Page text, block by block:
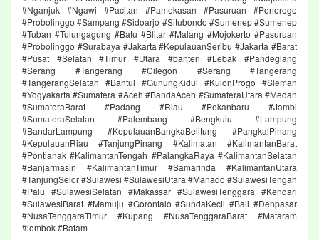
#Nganjuk #Ngawi #Pacitan #Pamekasan #Pasuruan #Ponorogo
#Probolinggo #Sampang #Sidoarjo #Situbondo #Sumenep #Sumenep
#Tuban #Tulungagung #Batu #Blitar #Malang #Mojokerto #Pasuruan
#Probolinggo #Surabaya #Jakarta #KepulauanSeribu #Jakarta #Barat
#Pusat #Selatan #Timur #Utara #banten #Lebak #Pandeglang
#Serang #Tangerang #Cilegon #Serang #Tangerang
#TangerangSelatan #Bantul #GunungKidul #KulonProgo #Sleman
#Yogyakarta #Sumatera #Aceh #BandaAceh #SumateraUtara #Medan
#SumateraBarat #Padang #Riau #Pekanbaru #Jambi
#SumateraSelatan #Palembang #Bengkulu #Lampung
#BandarLampung #KepulauanBangkaBelitung #PangkalPinang
#KepulauanRiau #TanjungPinang #Kalimatan #KalimantanBarat
#Pontianak #KalimantanTengah #PalangkaRaya #KalimantanSelatan
#Banjarmasin #KalimantanTimur #Samarinda #KalimantanUtara
#TanjungSelor #Sulawesi #SulawesiUtara #Manado #SulawesiTengah
#Palu #SulawesiSelatan #Makassar #SulawesiTenggara #Kendari
#SulawesiBarat #Mamuju #Gorontalo #SundaKecil #Bali #Denpasar
#NusaTenggaraTimur #Kupang #NusaTenggaraBarat #Mataram
#lombok #Batam